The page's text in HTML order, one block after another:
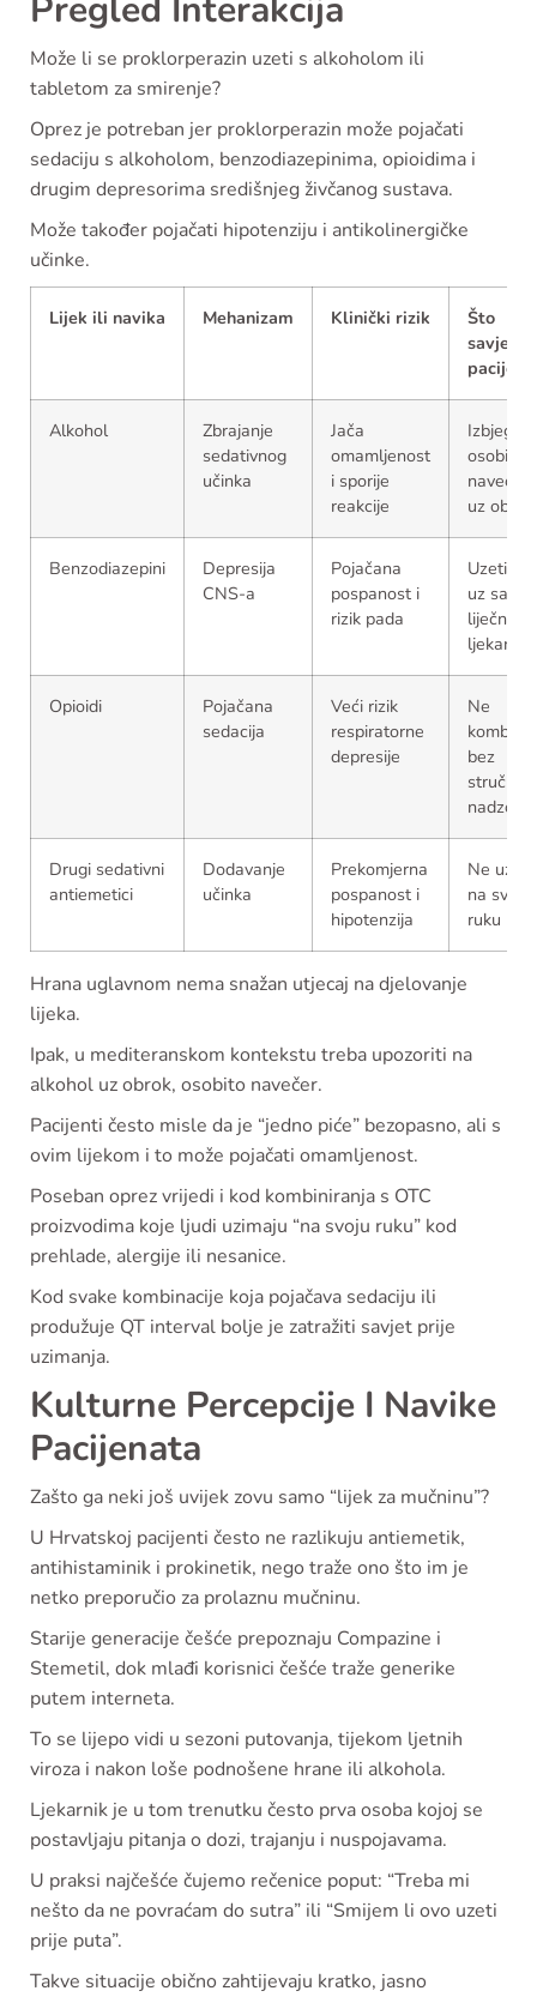
Pregled Interakcija
Može li se proklorperazin uzeti s alkoholom ili
tabletom za smirenje?
Oprez je potreban jer proklorperazin može pojačati
sedaciju s alkoholom, benzodiazepinima, opioidima i
drugim depresorima središnjeg živčanog sustava.
Može također pojačati hipotenziju i antikolinergičke
učinke.
Lijek ili navika Mehanizam Klinički rizik
Što
Alkohol
Zbrajanje
sedativnog
učinka
Jača
omamljenost
i sporije
reakcije
osobito
navečer i
uz obrok
Benzodiazepini
Depresija
CNS-a
Pojačana
pospanost i
rizik pada
Uzeti
uz savjet
liječnika
Opioidi
Pojačana
sedacija
Veći rizik
respiratorne
depresije
Ne
bez
stručnog
nadzora
Drugi sedativni
antiemetici
Dodavanje
učinka
Prekomjerna
pospanost i
hipotenzija
Ne
na svoju
ruku
Hrana uglavnom nema snažan utjecaj na djelovanje
lijeka.
Ipak, u mediteranskom kontekstu treba upozoriti na
alkohol uz obrok, osobito navečer.
Pacijenti često misle da je “jedno piće” bezopasno, ali s
ovim lijekom i to može pojačati omamljenost.
Poseban oprez vrijedi i kod kombiniranja s OTC
proizvodima koje ljudi uzimaju “na svoju ruku” kod
prehlade, alergije ili nesanice.
Kod svake kombinacije koja pojačava sedaciju ili
produžuje QT interval bolje je zatražiti savjet prije
uzimanja.
Kulturne Percepcije I Navike
Pacijenata
Zašto ga neki još uvijek zovu samo “lijek za mučninu”?
U Hrvatskoj pacijenti često ne razlikuju antiemetik,
antihistaminik i prokinetik, nego traže ono što im je
netko preporučio za prolaznu mučninu.
Starije generacije češće prepoznaju Compazine i
Stemetil, dok mlađi korisnici češće traže generike
putem interneta.
To se lijepo vidi u sezoni putovanja, tijekom ljetnih
viroza i nakon loše podnošene hrane ili alkohola.
Ljekarnik je u tom trenutku često prva osoba kojoj se
postavljaju pitanja o dozi, trajanju i nuspojavama.
U praksi najčešće čujemo rečenice poput: “Treba mi
nešto da ne povraćam do sutra” ili “Smijem li ovo uzeti
prije puta”.
Takve situacije obično zahtijevaju kratko, jasno